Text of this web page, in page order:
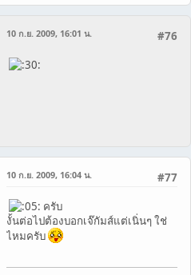
#76
10 ก.ย. 2009, 16:01 น.
#77
10 ก.ย. 2009, 16:04 น.
ครับ
งั้นต่อไปต้องบอกเจ๊กัมส์แต่เนิ่นๆ ใช่
ไหมครับ